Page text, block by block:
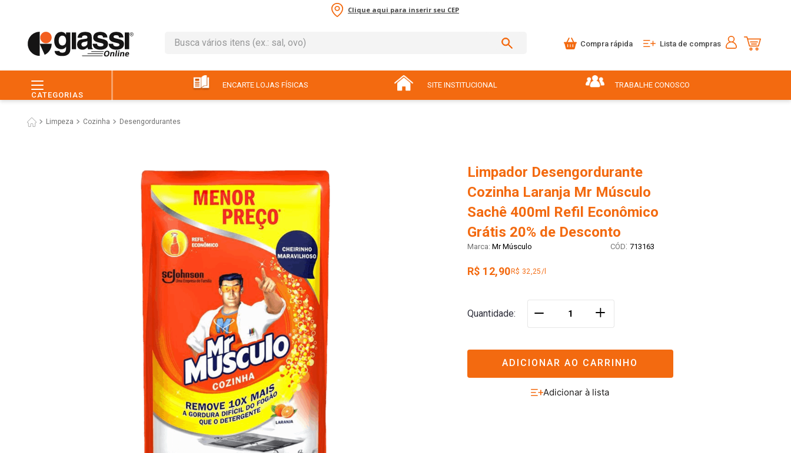
Clique aqui para inserir seu CEP
Busca vários itens (ex.: sal, ovo)
Compra rápida Lista de compras
CATEGORIAS
ENCARTE LOJAS FÍSICAS SITE INSTITUCIONAL TRABALHE CONOSCO
Limpeza Cozinha Desengordurantes
Limpador Desengordurante
Cozinha Laranja Mr Músculo
Sachê 400ml Refil Econômico
Grátis 20% de Desconto
Mr Músculo : 713163
R$ 12,90R$ 32,25/l
Quantidade ＋
ADICIONAR AO CARRINHO
leite
3
6º chocolate
ovo
8 iogurte
9º macarrão
10